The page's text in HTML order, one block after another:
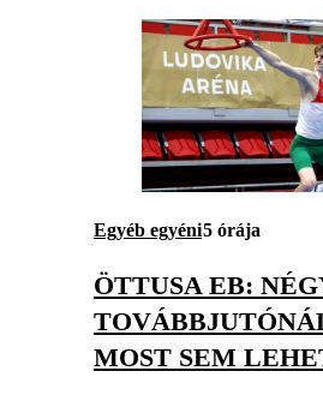
Egyéb egyéni5 órája
ÖTTUSA EB:
MOST SEM